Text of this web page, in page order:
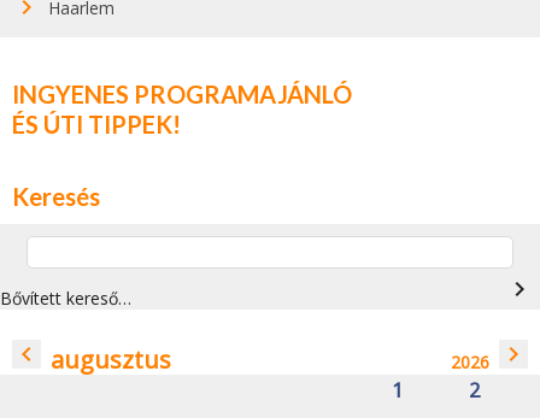
Haarlem
INGYENES PROGRAMAJÁNLÓ
ÉS ÚTI TIPPEK!
Keresés
Bővített kereső… navigate_next
navigate_before augusztus 2026 navigate_next
1
2